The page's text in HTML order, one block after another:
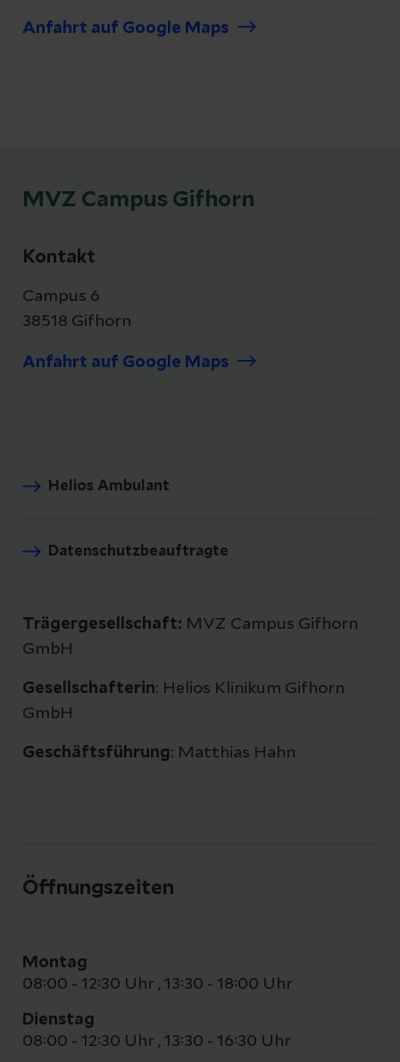
Anfahrt auf Google Maps
MVZ Campus Gifhorn
Kontakt
Campus 6
38518 Gifhorn
Anfahrt auf Google Maps
Helios Ambulant
Datenschutzbeauftragte
Trägergesellschaft: MVZ Campus Gifhorn
GmbH
Gesellschafterin: Helios Klinikum Gifhorn
GmbH
Geschäftsführung: Matthias Hahn
Öffnungszeiten
Montag
08:00 - 12:30 Uhr , 13:30 - 18:00 Uhr
Dienstag
08:00 - 12:30 Uhr , 13:30 - 16:30 Uhr